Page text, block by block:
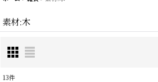
素材:木
13件